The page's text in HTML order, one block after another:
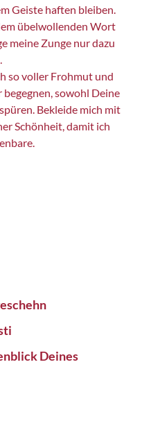
Geiste haften bleiben.
übelwollenden Wort
meine Zunge nur dazu
so voller Frohmut und
sowohl Deine
Bekleide mich mit
Schönheit, damit ich
Deines